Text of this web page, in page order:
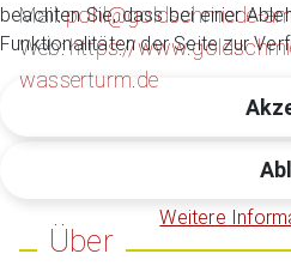
Mail:pohl@goldschmiede-
Web:https://
wasserturm.de
Über
beachten Sie, dass bei einer
Funktionalitäten der Seite zur
Weitere